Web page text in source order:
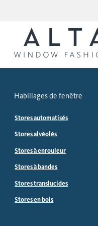
Habillages de fenêtre
Stores automatisés
Stores alvéolés
Stores à enrouleur
Stores à bandes
Stores translucides
Stores en bois